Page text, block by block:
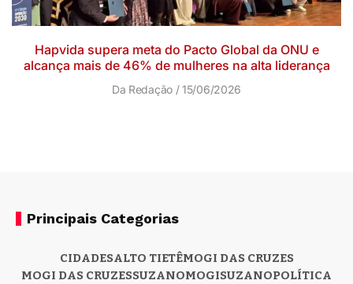
Hapvida supera meta do Pacto Global da ONU e
alcança mais de 46% de mulheres na alta liderança
Da Redação 15/06/2026
Principais Categorias
CIDADESALTO TIETÊMOGI DAS CRUZES
MOGI DAS CRUZESSUZANOMOGISUZANOPOLÍTICA